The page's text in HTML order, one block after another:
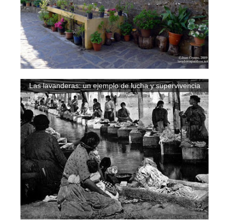
Las lavanderas: un ejemplo de lucha y supervivencia